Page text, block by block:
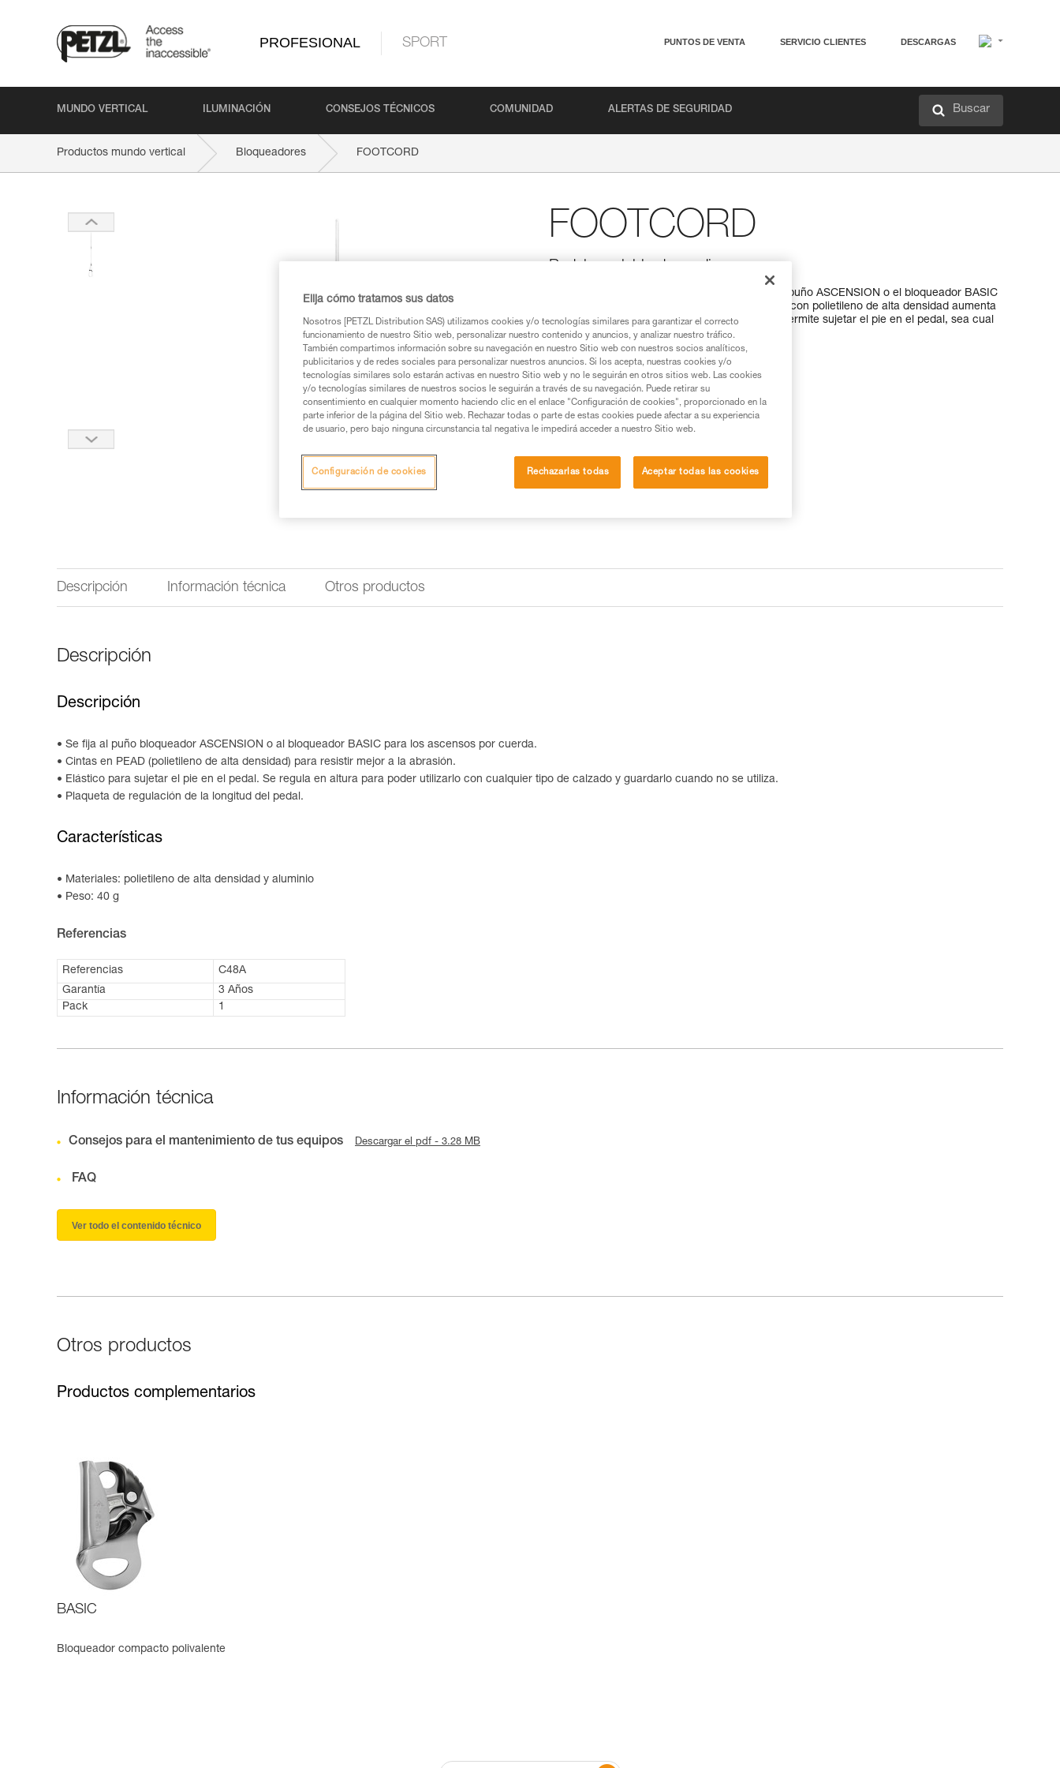
PROFESIONAL SPORT PUNTOS DE VENTA SERVICIO CLIENTES DESCARGAS
MUNDO VERTICAL ILUMINACIÓN CONSEJOS TÉCNICOS COMUNIDAD ALERTAS DE SEGURIDAD Buscar
Productos mundo vertical Bloqueadores FOOTCORD
FOOTCORD
El pedal regulable FOOTCORD se utiliza con el puño ASCENSION o el bloqueador BASIC
para los ascensos por cuerda. Su construcción con polietileno de alta densidad aumenta
su durabilidad. Un elástico regulable en altura permite sujetar el pie en el pedal, sea cual
sea el tipo de calzado.
Buscar un punto de venta
Descripción Información técnica Otros productos
Descripción
Descripción
Se fija al puño bloqueador ASCENSION o al bloqueador BASIC para los ascensos por cuerda.
Cintas en PEAD (polietileno de alta densidad) para resistir mejor a la abrasión.
Elástico para sujetar el pie en el pedal. Se regula en altura para poder utilizarlo con cualquier tipo de calzado y guardarlo cuando no se utiliza.
Plaqueta de regulación de la longitud del pedal.
Características
Materiales: polietileno de alta densidad y aluminio
Peso: 40 g
Referencias
Referencias
C48A
Garantía
3 Años
Pack
1
Información técnica
Consejos para el mantenimiento de tus equipos Descargar el pdf - 3.28 MB
FAQ
Ver todo el contenido técnico
Otros productos
Productos complementarios
BASIC
Bloqueador compacto polivalente
Elija cómo tratamos sus datos
Nosotros [PETZL Distribution SAS) utilizamos cookies y/o tecnologías similares para garantizar el correcto
funcionamiento de nuestro Sitio web, personalizar nuestro contenido y anuncios, y analizar nuestro tráfico.
También compartimos información sobre su navegación en nuestro Sitio web con nuestros socios analíticos,
publicitarios y de redes sociales para personalizar nuestros anuncios. Si los acepta, nuestras cookies y/o
tecnologías similares solo estarán activas en nuestro Sitio web y no le seguirán en otros sitios web. Las cookies
y/o tecnologías similares de nuestros socios le seguirán a través de su navegación. Puede retirar su
consentimiento en cualquier momento haciendo clic en el enlace "Configuración de cookies", proporcionado en la
parte inferior de la página del Sitio web. Rechazar todas o parte de estas cookies puede afectar a su experiencia
de usuario, pero bajo ninguna circunstancia tal negativa le impedirá acceder a nuestro Sitio web.
Rechazarlas todas Aceptar todas las cookies
Configuración de cookies